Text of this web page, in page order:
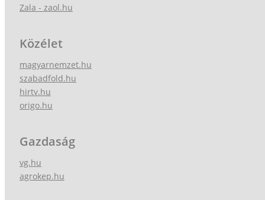
Zala - zaol.hu
Közélet
magyarnemzet.hu
szabadfold.hu
hirtv.hu
origo.hu
Gazdaság
vg.hu
agrokep.hu